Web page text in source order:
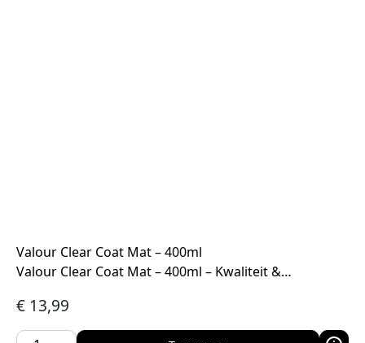
Valour Clear Coat Mat – 400ml
Valour Clear Coat Mat – 400ml – Kwaliteit &…
€ 13,99